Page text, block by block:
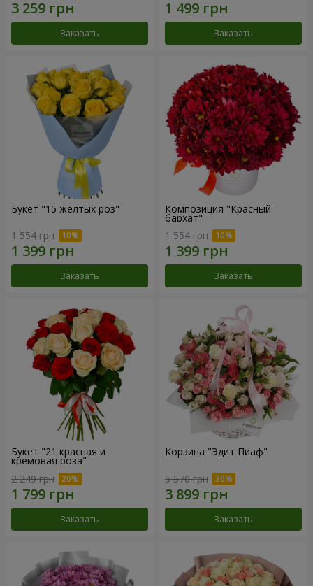
Заказать Заказать
Букет "15 желтых роз"
1 554 грн
Заказать
Композиция "Красный
бархат"
1 554 грн
Заказать
Букет "21 красная и
кремовая роза"
2 249 грн
Заказать
Корзина "Эдит Пиаф"
5 570 грн
Заказать